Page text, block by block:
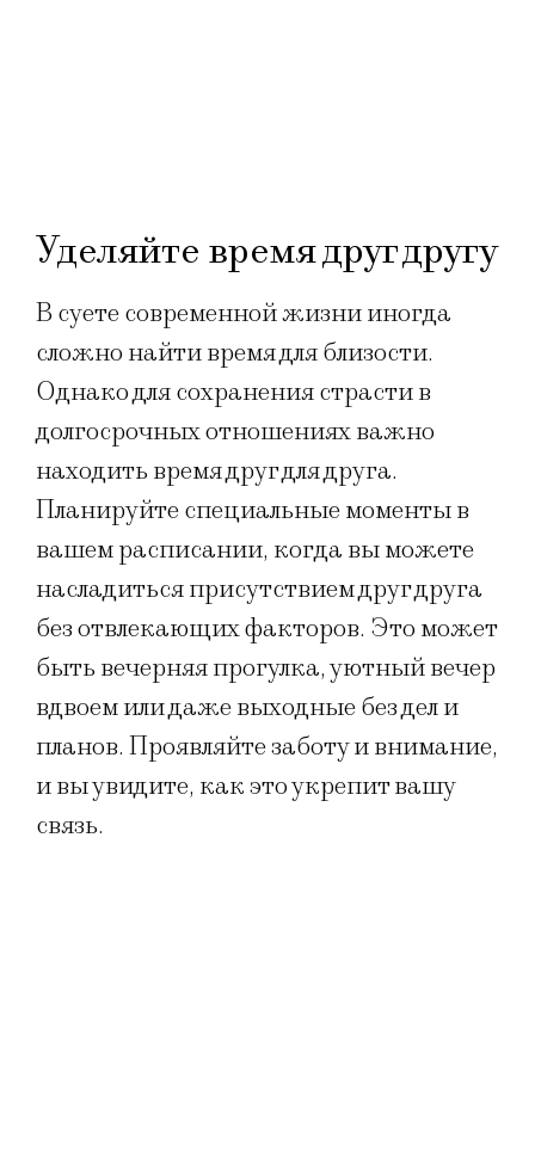
Уделяйте время друг другу
В суете современной жизни иногда
сложно найти время для близости.
Однако для сохранения страсти в
долгосрочных отношениях важно
находить время друг для друга.
Планируйте специальные моменты в
вашем расписании, когда вы можете
насладиться присутствием друг друга
без отвлекающих факторов. Это может
быть вечерняя прогулка, уютный вечер
вдвоем или даже выходные без дел и
планов. Проявляйте заботу и внимание,
и вы увидите, как это укрепит вашу
связь.